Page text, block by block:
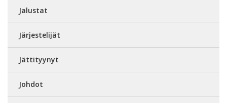
Jalustat
Järjestelijät
Jättityynyt
Johdot